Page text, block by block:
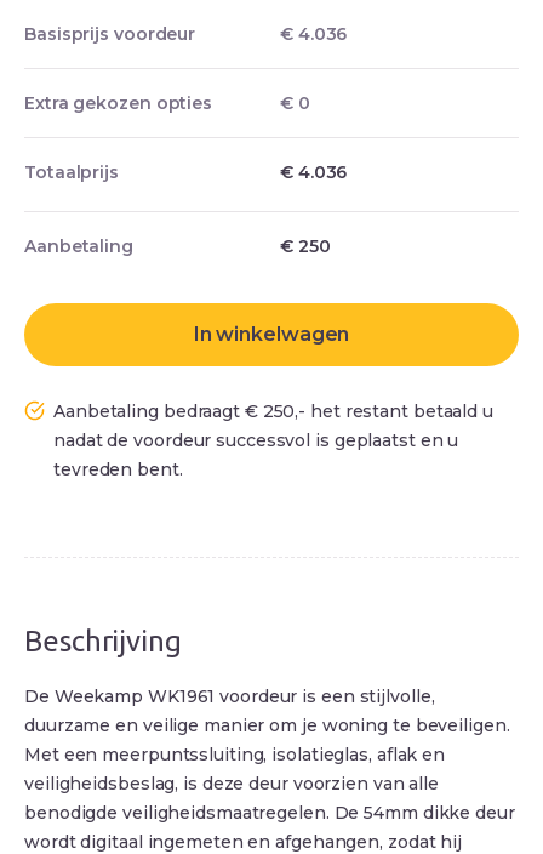
Basisprijs voordeur € 4.036
Extra gekozen opties € 0
Totaalprijs € 4.036
Aanbetaling €250
In winkelwagen
Aanbetaling bedraagt € 250,- het restant betaald u
nadat de voordeur successvol is geplaatst en u
tevreden bent.
Beschrijving
De Weekamp WK1961 voordeur is een stijlvolle,
duurzame en veilige manier om je woning te beveiligen.
Met een meerpuntssluiting, isolatieglas, aflak en
veiligheidsbeslag, is deze deur voorzien van alle
benodigde veiligheidsmaatregelen. De 54mm dikke deur
wordt digitaal ingemeten en afgehangen, zodat hij